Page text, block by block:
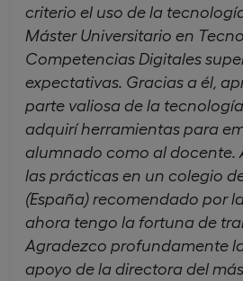
criterio el uso de la
Máster Universitario en
Competencias Digitales
expectativas. Gracias a él,
parte valiosa de la
adquirí herramientas para
alumnado como al docente.
las prácticas en un colegio
(España) recomendado por
ahora tengo la fortuna de
Agradezco profundamente
apoyo de la directora del